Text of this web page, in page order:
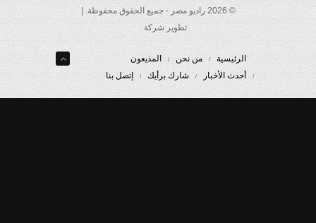
© 2026 راديو مصر - جميع الحقوق محفوظة. |
تطوير شركة
الرئيسية من نحن
المذيعون
أحدث الأخبار
شارك برأيك إتصل بنا